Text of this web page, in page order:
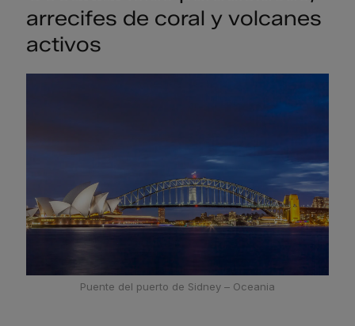
arrecifes de coral y volcanes
activos
Puente del puerto de Sidney – Oceania